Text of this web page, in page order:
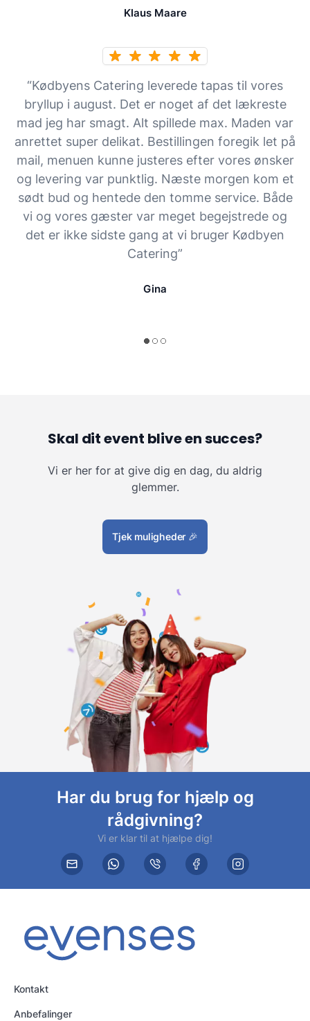
Klaus Maare
“Kødbyens Catering leverede tapas til vores
bryllup i august. Det er noget af det lækreste
mad jeg har smagt. Alt spillede max. Maden var
anrettet super delikat. Bestillingen foregik let på
mail, menuen kunne justeres efter vores ønsker
og levering var punktlig. Næste morgen kom et
sødt bud og hentede den tomme service. Både
vi og vores gæster var meget begejstrede og
det er ikke sidste gang at vi bruger Kødbyen
Catering”
Gina
Skal dit event blive en succes?
Vi er her for at give dig en dag, du aldrig
glemmer.
Tjek muligheder 🎉
Har du brug for hjælp og
rådgivning?
Vi er klar til at hjælpe dig!
Kontakt
Anbefalinger